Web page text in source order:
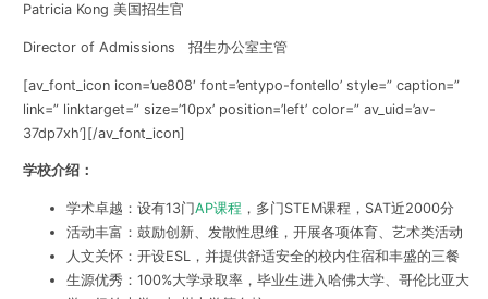
Patricia Kong 美国招生官
Director of Admissions 招生办公室主管
[av_font_icon icon=’ue808′ font=’entypo-fontello’ style=” caption=”
link=” linktarget=” size=’10px’ position=’left’ color=” av_uid=’av-
37dp7xh’][/av_font_icon]
学校介绍：
学术卓越：设有13门AP课程 ，多门STEM课程，SAT近2000分
活动丰富：鼓励创新、发散性思维，开展各项体育、艺术类活动
人文关怀：开设ESL，并提供舒适安全的校内住宿和丰盛的三餐
生源优秀：100%大学录取率，毕业生进入哈佛大学、哥伦比亚大